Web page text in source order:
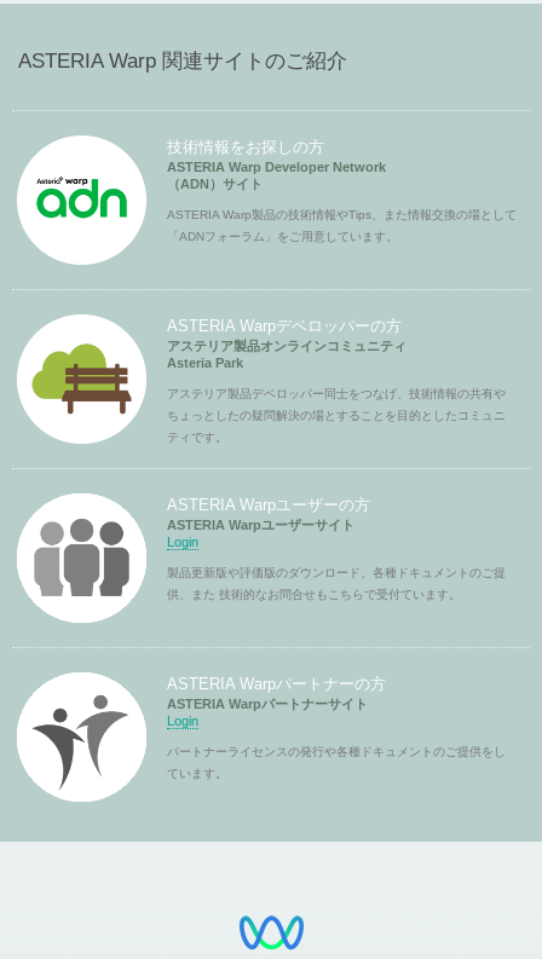
ASTERIA Warp 関連サイトのご紹介
技術情報をお探しの方
ASTERIA Warp Developer Network
（ADN）サイト
ASTERIA Warp製品の技術情報やTips、また情報交換の場として
「ADNフォーラム」をご用意しています。
ASTERIA Warpデベロッパーの方
アステリア製品オンラインコミュニティ
Asteria Park
アステリア製品デベロッパー同士をつなげ、技術情報の共有や
ちょっとしたの疑問解決の場とすることを目的としたコミュニ
ティです。
ASTERIA Warpユーザーの方
ASTERIA Warpユーザーサイト
Login
製品更新版や評価版のダウンロード、各種ドキュメントのご提
供、また 技術的なお問合せもこちらで受付ています。
ASTERIA Warpパートナーの方
ASTERIA Warpパートナーサイト
Login
パートナーライセンスの発行や各種ドキュメントのご提供をし
ています。